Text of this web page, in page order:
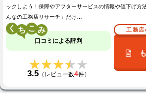
ックしよう！保障やアフターサービスの情報や値下げ方
んなの工務店リサーチ」だけ…
く こ
口コミによる評判
★★★★★
★★★★★
3.5（レビュー数4件）
工務店